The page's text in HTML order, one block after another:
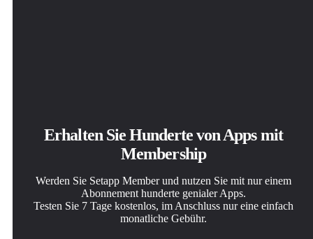
Erhalten Sie Hunderte von Apps mit
Membership
Werden Sie Setapp Member und nutzen Sie mit nur einem
Abonnement hunderte genialer Apps.
Testen Sie 7 Tage kostenlos, im Anschluss nur eine einfach
monatliche Gebühr.